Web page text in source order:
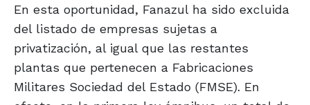
En esta oportunidad, Fanazul ha sido excluida
del listado de empresas sujetas a
privatización, al igual que las restantes
plantas que pertenecen a Fabricaciones
Militares Sociedad del Estado (FMSE). En